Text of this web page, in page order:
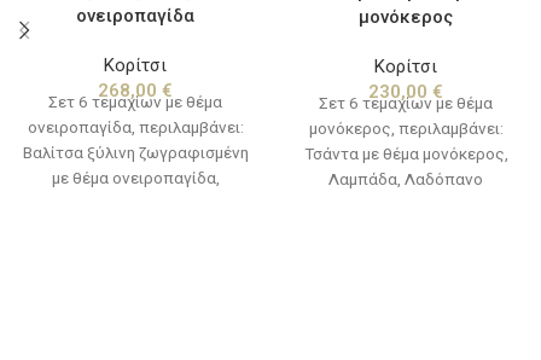
ονειροπαγίδα
Κορίτσι
268,00 €
Σετ 6 τεμαχίων με θέμα
ονειροπαγίδα, περιλαμβάνει:
Βαλίτσα ξύλινη ζωγραφισμένη
με θέμα ονειροπαγίδα,
μονόκερος
Κορίτσι
230,00 €
Σετ 6 τεμαχίων με θέμα
μονόκερος, περιλαμβάνει:
Τσάντα με θέμα μονόκερος,
Λαμπάδα, Λαδόπανο